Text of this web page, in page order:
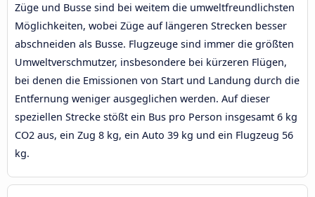
Züge und Busse sind bei weitem die umweltfreundlichsten
Möglichkeiten, wobei Züge auf längeren Strecken besser
abschneiden als Busse. Flugzeuge sind immer die größten
Umweltverschmutzer, insbesondere bei kürzeren Flügen,
bei denen die Emissionen von Start und Landung durch die
Entfernung weniger ausgeglichen werden. Auf dieser
speziellen Strecke stößt ein Bus pro Person insgesamt 6 kg
CO2 aus, ein Zug 8 kg, ein Auto 39 kg und ein Flugzeug 56
kg.